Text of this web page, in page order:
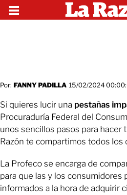
Por: FANNY PADILLA 15/02/2024
Si quieres lucir una pestañas
Procuraduría Federal del
unos sencillos pasos para hacer
Razón te compartimos todos los
La Profeco se encarga de
para que las y los consumidores
informados a la hora de adquirir